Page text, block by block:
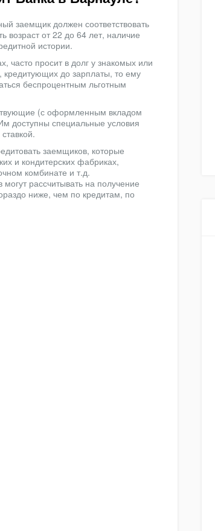
заемщик должен соответствовать
возраст от 22 до 64 лет, наличие
истории.
часто просит в долг у знакомых или
до зарплаты, то ему
беспроцентным льготным
(с оформленным вкладом
доступны специальные условия
заемщиков, которые
и кондитерских фабриках,
комбинате и т.д.
рассчитывать на получение
ниже, чем по кредитам, по